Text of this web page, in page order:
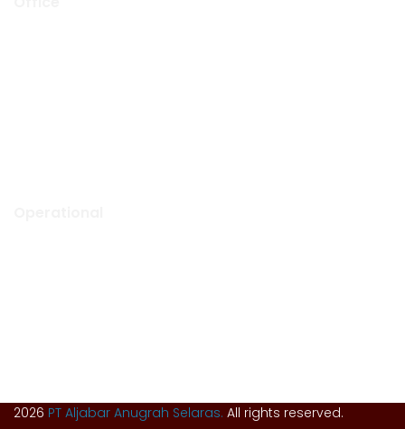
2026 PT Aljabar Anugrah Selaras. All rights reserved.